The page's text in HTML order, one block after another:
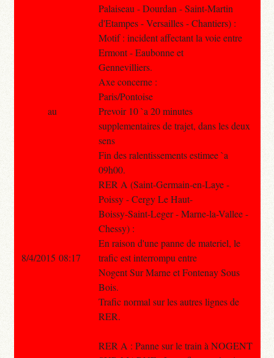
Palaiseau - Dourdan - Saint-Martin
d'Etampes - Versailles - Chantiers) :
Motif : incident affectant la voie entre
Ermont - Eaubonne et
Gennevilliers.
Axe concerne :
Paris/Pontoise
Prevoir 10 `a 20 minutes
supplementaires de trajet, dans les deux
sens
Fin des ralentissements estimee `a
09h00.
RER A (Saint-Germain-en-Laye -
Poissy - Cergy Le Haut-
Boissy-Saint-Leger - Marne-la-Vallee -
Chessy) :
En raison d'une panne de materiel, le
trafic est interrompu entre
Nogent Sur Marne et Fontenay Sous
Bois.
Trafic normal sur les autres lignes de
RER.
RER A : Panne sur le train à NOGENT
au
8/4/2015 08:17